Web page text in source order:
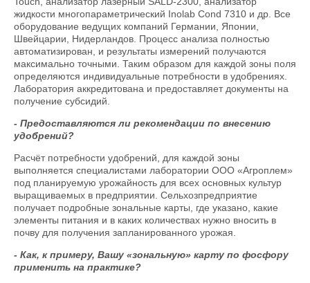
жидкости многопараметрический Inolab Cond 7310 и др. Все
оборудование ведущих компаний Германии, Японии,
Швейцарии, Нидерландов. Процесс анализа полностью
автоматизирован, и результаты измерений получаются
максимально точными. Таким образом для каждой зоны поля
определяются индивидуальные потребности в удобрениях.
Лаборатория аккредитована и предоставляет документы на
получение субсидий.
- Предоставляются ли рекомендации по внесению
удобрений?
Расчёт потребности удобрений, для каждой зоны
выполняется специалистами лаборатории ООО «Агроплем»
под планируемую урожайность для всех основных культур
выращиваемых в предприятии. Сельхозпредприятие
получает подробные зональные карты, где указано, какие
элементы питания и в каких количествах нужно вносить в
почву для получения запланированного урожая.
- Как, к примеру, Вашу «зональную» карту по фосфору
применить на практике?